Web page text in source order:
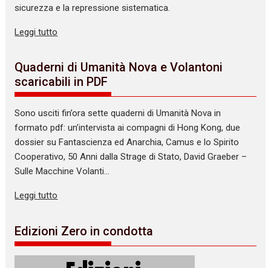
sicurezza e la repressione sistematica.
Leggi tutto
Quaderni di Umanità Nova e Volantoni
scaricabili in PDF
Sono usciti fin’ora sette quaderni di Umanità Nova in
formato pdf: un’intervista ai compagni di Hong Kong, due
dossier su Fantascienza ed Anarchia, Camus e lo Spirito
Cooperativo, 50 Anni dalla Strage di Stato, David Graeber –
Sulle Macchine Volanti…
Leggi tutto
Edizioni Zero in condotta